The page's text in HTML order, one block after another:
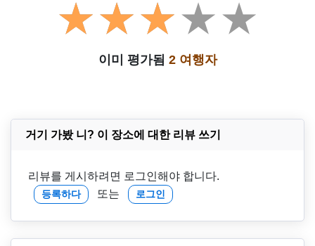
이미 평가됨 2 여행자
거기 가봤 니? 이 장소에 대한 리뷰 쓰기
리뷰를 게시하려면 로그인해야 합니다.
등록하다 또는 로그인